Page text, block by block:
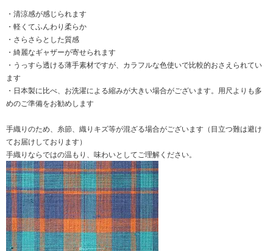
・清涼感が感じられます
・軽くてふんわり柔らか
・さらさらとした質感
・綺麗なギャザーが寄せられます
・うっすら透ける薄手素材ですが、カラフルな色使いで比較的おさえられてい
ます
・日本製に比べ、お洗濯による縮みが大きい場合がございます。用尺よりも多
めのご準備をお勧めします
手織りのため、糸節、織りキズ等が混ざる場合がございます（目立つ難は避け
てお届けしております）
手織りならではの温もり、味わいとしてご理解ください。